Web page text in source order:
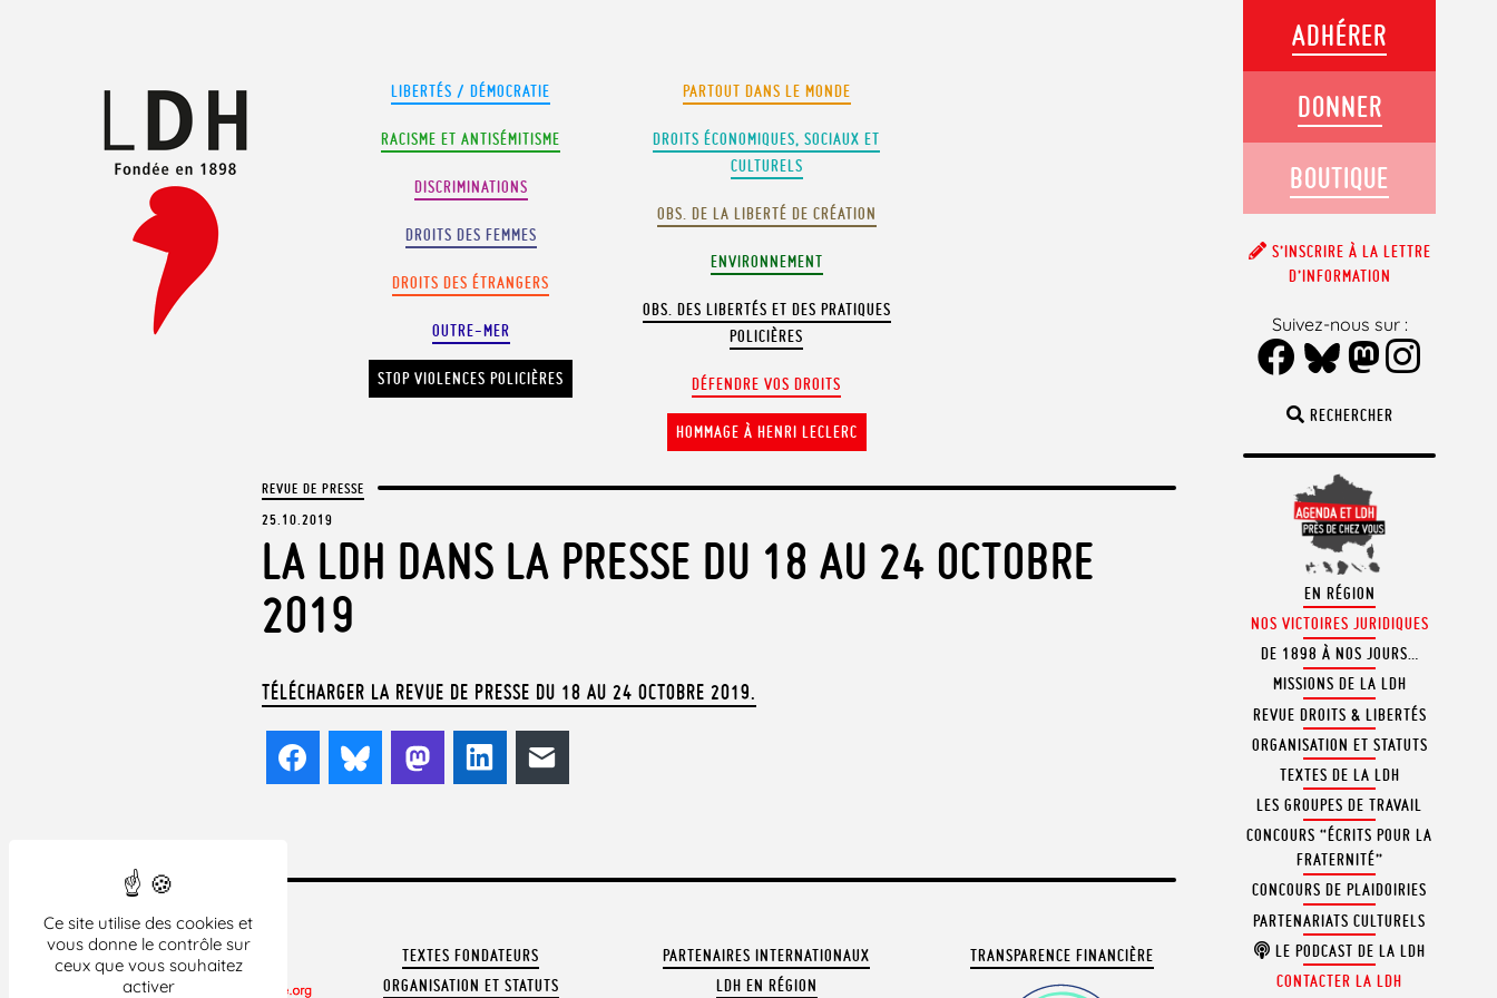
Ce site utilise des cookies et
vous donne le contrôle sur
ceux que vous souhaitez
activer
LIBERTÉS / DÉMOCRATIE
RACISME ET ANTISÉMITISME
DISCRIMINATIONS
DROITS DES FEMMES
DROITS DES ÉTRANGERS
OUTRE-MER
STOP VIOLENCES POLICIÈRES
PARTOUT DANS LE MONDE
DROITS ÉCONOMIQUES, SOCIAUX ET
CULTURELS
OBS. DE LA LIBERTÉ DE CRÉATION
ENVIRONNEMENT
OBS. DES LIBERTÉS ET DES PRATIQUES
POLICIÈRES
DÉFENDRE VOS DROITS
HOMMAGE À HENRI LECLERC
REVUE DE PRESSE
25.10.2019
LA LDH DANS LA PRESSE DU 18 AU 24 OCTOBRE
2019
TÉLÉCHARGER LA REVUE DE PRESSE DU 18 AU 24 OCTOBRE 2019.
FacebookBlueskyMastodonLinkedIn
TEXTES FONDATEURS
ORGANISATION ET STATUTS
PARTENAIRES INTERNATIONAUX
LDH EN RÉGION
TRANSPARENCE FINANCIÈRE
RECHERCHER
EN RÉGION
NOS VICTOIRES JURIDIQUES
DE 1898 À NOS JOURS…
MISSIONS DE LA LDH
REVUE DROITS & LIBERTÉS
ORGANISATION ET STATUTS
TEXTES DE LA LDH
LES GROUPES DE TRAVAIL
CONCOURS “ÉCRITS POUR LA
FRATERNITÉ”
CONCOURS DE PLAIDOIRIES
PARTENARIATS CULTURELS
LE PODCAST DE LA LDH
CONTACTER LA LDH
ADHÉRER
DONNER
BOUTIQUE
S’INSCRIRE À LA LETTRE
D’INFORMATION
Suivez-nous sur :